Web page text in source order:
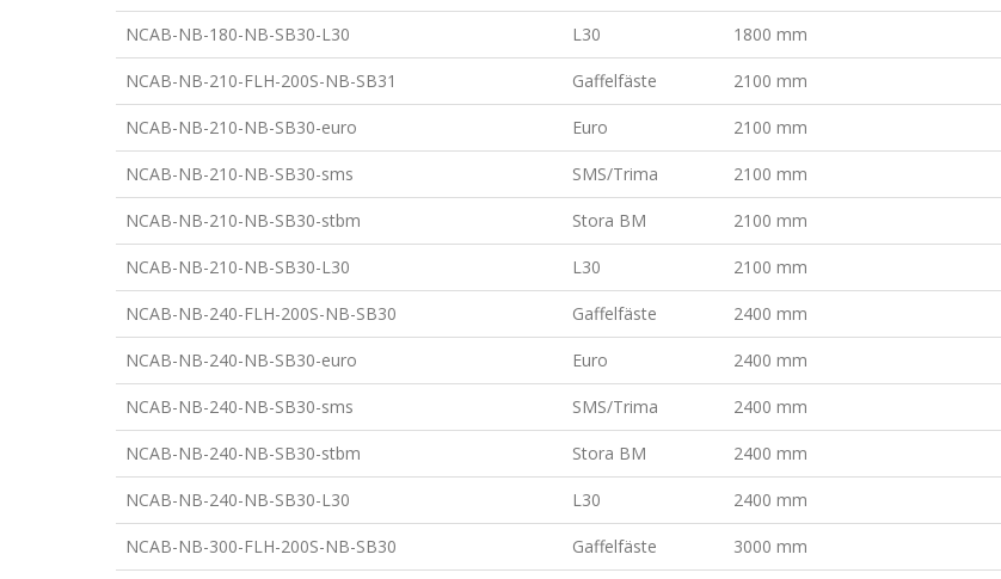
NCAB-NB-180-NB-SB30-L30 L30 1800 mm
NCAB-NB-210-FLH-200S-NB-SB31 Gaffelfäste 2100 mm
NCAB-NB-210-NB-SB30-euro Euro 2100 mm
NCAB-NB-210-NB-SB30-sms SMS/Trima 2100 mm
NCAB-NB-210-NB-SB30-stbm Stora BM 2100 mm
NCAB-NB-210-NB-SB30-L30 L30 2100 mm
NCAB-NB-240-FLH-200S-NB-SB30 Gaffelfäste 2400 mm
NCAB-NB-240-NB-SB30-euro Euro 2400 mm
NCAB-NB-240-NB-SB30-sms SMS/Trima 2400 mm
NCAB-NB-240-NB-SB30-stbm Stora BM 2400 mm
NCAB-NB-240-NB-SB30-L30 L30 2400 mm
NCAB-NB-300-FLH-200S-NB-SB30 Gaffelfäste 3000 mm